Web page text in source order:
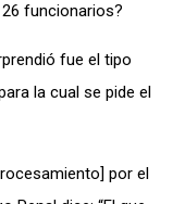
funcionarios?
fue el tipo
la cual se pide el
por el